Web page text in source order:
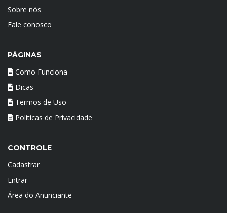
Sobre nós
Fale conosco
PÁGINAS
Como Funciona
Dicas
Termos de Uso
Politicas de Privacidade
CONTROLE
Cadastrar
Entrar
Área do Anunciante